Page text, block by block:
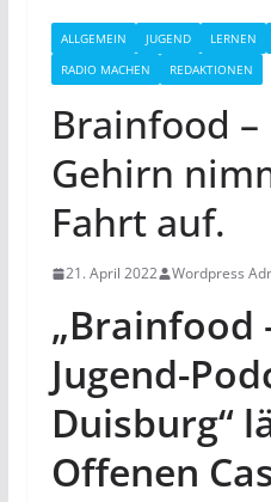
ALLGEMEIN JUGEND LERNEN
RADIO MACHEN
REDAKTIONEN
Brainfood
Gehirn
Fahrt auf.
21. April 2022 Wordpress
„Brainfood
Jugend-
Duisburg“
Offenen